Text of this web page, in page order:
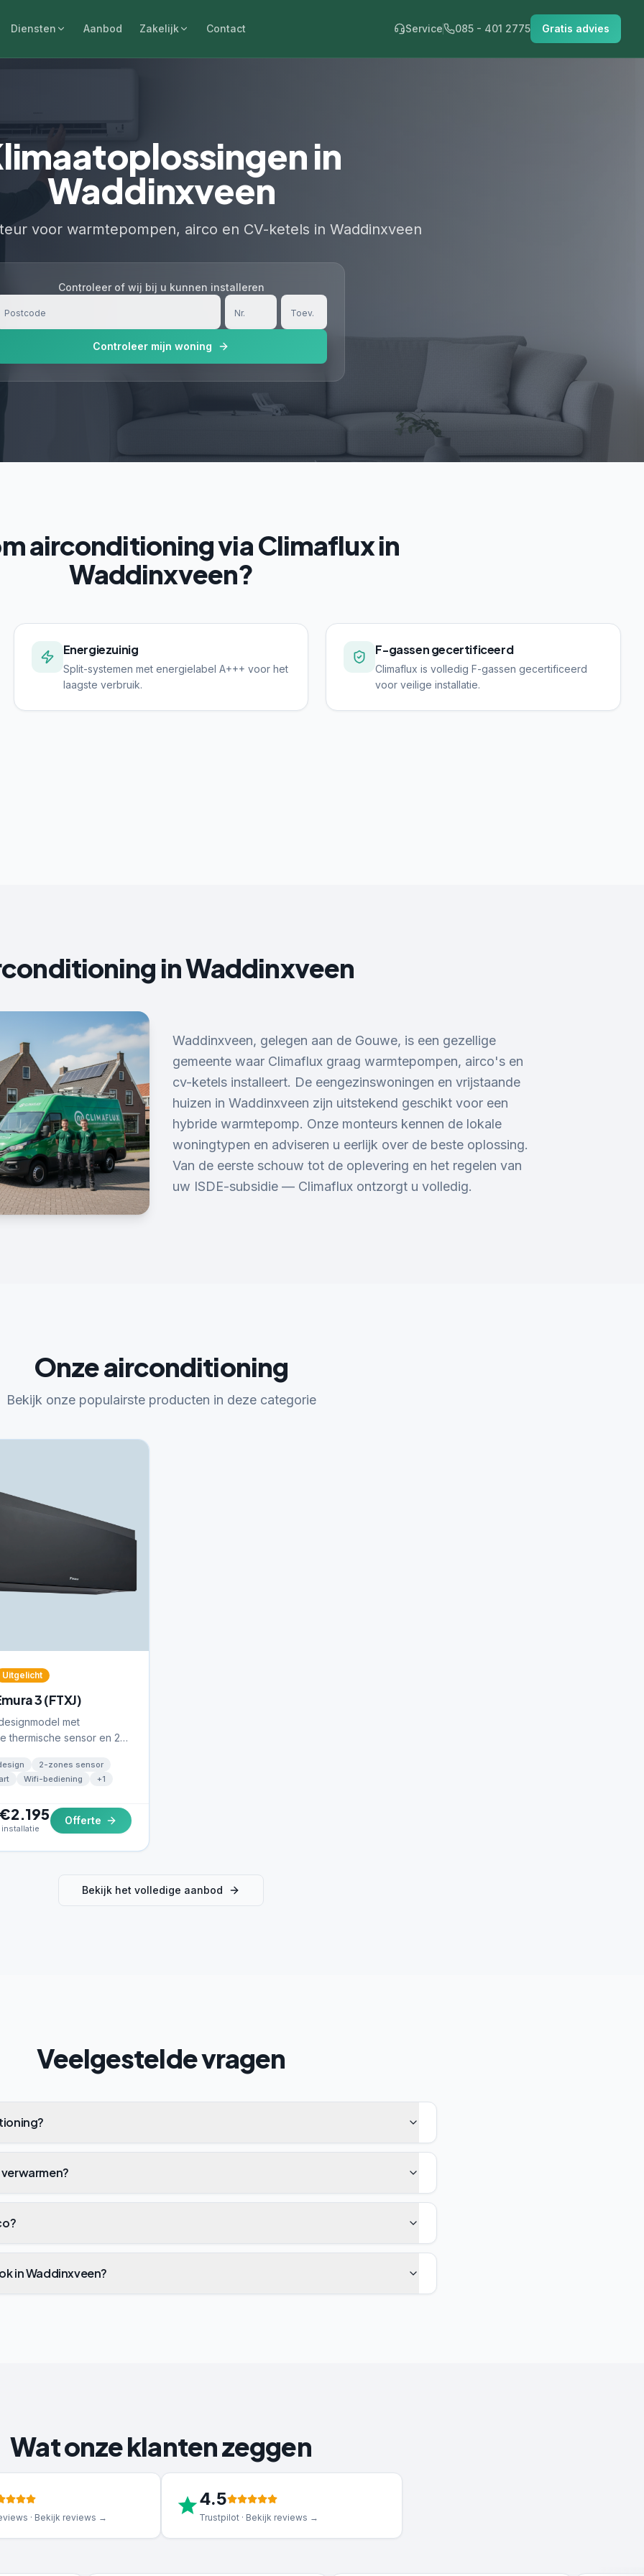
Diensten Aanbod Zakelijk Contact Service 085 - 401 2775 Gratis advies
in
Waddinxveen
voor warmtepompen, airco en CV-ketels in Waddinxveen
Controleer of wij bij u kunnen installeren
Controleer mijn woning
airconditioning via Climaflux in
Waddinxveen?
Energiezuinig
Split-systemen met energielabel A+++ voor het
laagste verbruik.
F-gassen gecertificeerd
Climaflux is volledig F-gassen gecertificeerd
voor veilige installatie.
inWaddinxveen
Waddinxveen, gelegen aan de Gouwe, is een gezellige
gemeente waar Climaflux graag warmtepompen, airco's en
cv-ketels installeert. De eengezinswoningen en vrijstaande
huizen in Waddinxveen zijn uitstekend geschikt voor een
hybride warmtepomp. Onze monteurs kennen de lokale
woningtypen en adviseren u eerlijk over de beste oplossing.
Van de eerste schouw tot de oplevering en het regelen van
uw ISDE-subsidie — Climaflux ontzorgt u volledig.
Onze airconditioning
Bekijk onze populairste producten in deze categorie
Uitgelicht
3 (FTXJ)
met
thermische sensor en 2-
in wit of zwart.
2-zones sensor
Wifi-bediening +1
installatie
Offerte
Bekijk het volledige aanbod
Veelgestelde vragen
in Waddinxveen?
Wat onze klanten zeggen
· Bekijk reviews →
4.5
Trustpilot · Bekijk reviews →